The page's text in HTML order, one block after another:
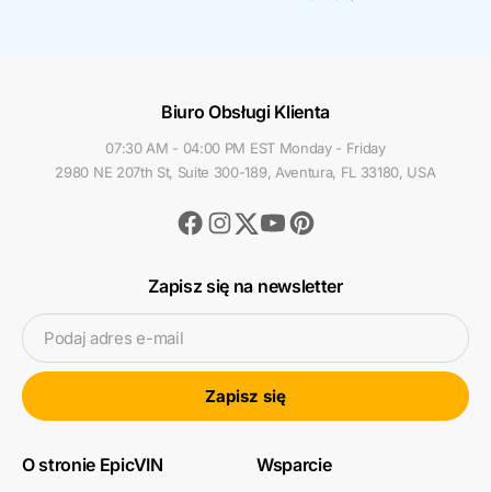
Biuro Obsługi Klienta
07:30 AM - 04:00 PM EST Monday - Friday
2980 NE 207th St, Suite 300-189, Aventura, FL 33180, USA
Facebook
Instagram
TwitterYoutubePinterest
Zapisz się na newsletter
Podaj adres e-mail
Zapisz się
O stronie EpicVIN Wsparcie